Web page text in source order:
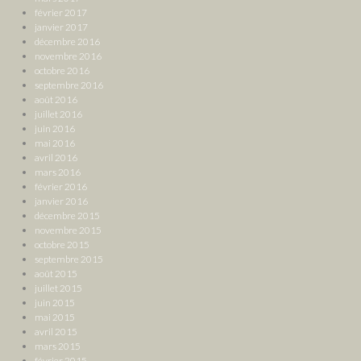
février 2017
janvier 2017
décembre 2016
novembre 2016
octobre 2016
septembre 2016
août 2016
juillet 2016
juin 2016
mai 2016
avril 2016
mars 2016
février 2016
janvier 2016
décembre 2015
novembre 2015
octobre 2015
septembre 2015
août 2015
juillet 2015
juin 2015
mai 2015
avril 2015
mars 2015